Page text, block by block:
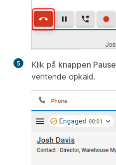
5 Klik på knappen Pause
ventende opkald.